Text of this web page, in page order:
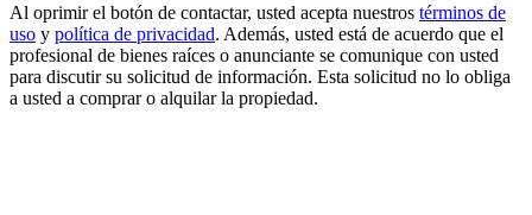
Al oprimir el botón de contactar, usted acepta nuestros términos de
uso y política de privacidad. Además, usted está de acuerdo que el
profesional de bienes raíces o anunciante se comunique con usted
para discutir su solicitud de información. Esta solicitud no lo obliga
a usted a comprar o alquilar la propiedad.